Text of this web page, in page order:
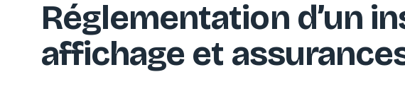
Réglementation d’un
affichage et